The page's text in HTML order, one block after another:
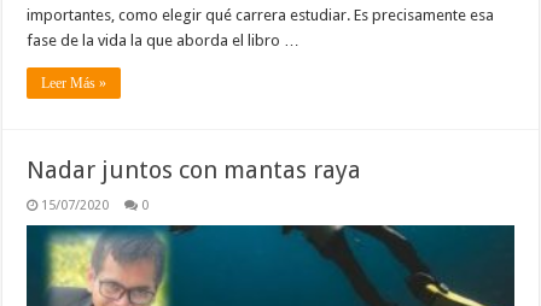
importantes, como elegir qué carrera estudiar. Es precisamente esa
fase de la vida la que aborda el libro …
Leer Más »
Nadar juntos con mantas raya
15/07/2020 0